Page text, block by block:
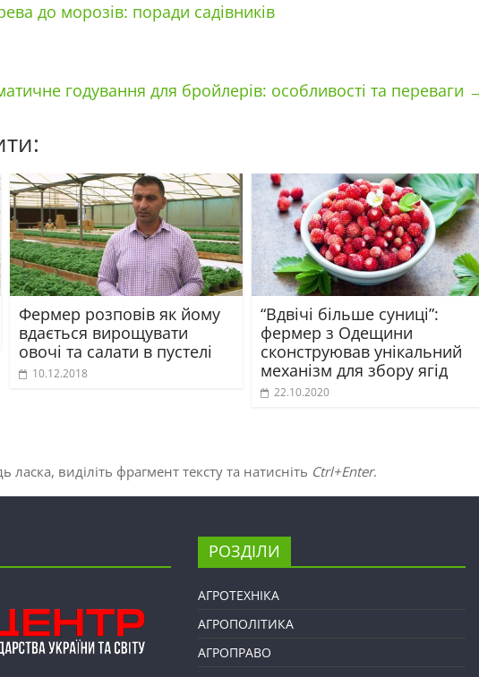
до морозів: поради садівників
годування для бройлерів: особливості та переваги
Фермер розповів як йому
вдається вирощувати
овочі та салати в пустелі
10.12.2018
“Вдвічі більше суниці”:
фермер з Одещини
сконструював унікальний
механізм для збору ягід
22.10.2020
виділіть фрагмент тексту та натисніть Ctrl+Enter.
РОЗДІЛИ
АГРОТЕХНІКА
АГРОПОЛІТИКА
АГРОПРАВО